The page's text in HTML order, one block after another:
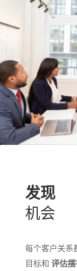
发现
机会
每个客户关系
目标和 评估